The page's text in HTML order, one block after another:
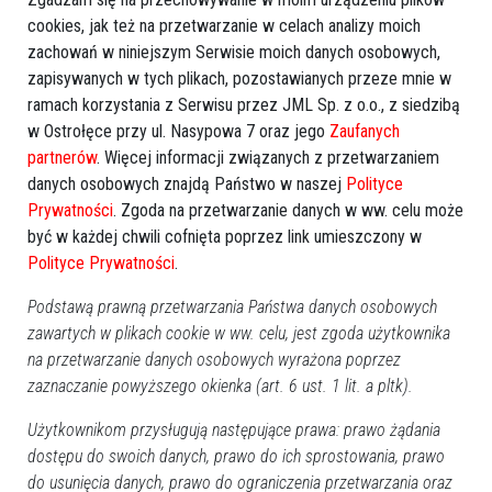
Zobacz również
Znaleziony telefon, kolizja,
kradzież. Policja poszukuje
Ewakuacja budynków ratusza
i starostwa powiatowego
cookies, jak też na przetwarzanie w celach analizy moich
zachowań w niniejszym Serwisie moich danych osobowych,
zapisywanych w tych plikach, pozostawianych przeze mnie w
ramach korzystania z Serwisu przez JML Sp. z o.o., z siedzibą
w Ostrołęce przy ul. Nasypowa 7 oraz jego Zaufanych
partnerów. Więcej informacji związanych z przetwarzaniem
danych osobowych znajdą Państwo w naszej Polityce
Prywatności. Zgoda na przetwarzanie danych w ww. celu może
być w każdej chwili cofnięta poprzez link umieszczony w
Polityce Prywatności.
Podstawą prawną przetwarzania Państwa danych osobowych
zawartych w plikach cookie w ww. celu, jest zgoda użytkownika
na przetwarzanie danych osobowych wyrażona poprzez
zaznaczanie powyższego okienka (art. 6 ust. 1 lit. a pltk).
Użytkownikom przysługują następujące prawa: prawo żądania
dostępu do swoich danych, prawo do ich sprostowania, prawo
do usunięcia danych, prawo do ograniczenia przetwarzania oraz